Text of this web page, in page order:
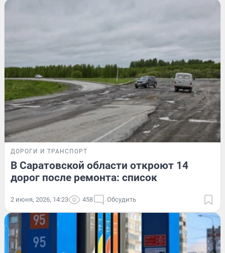
ДОРОГИ И ТРАНСПОРТ
В Саратовской области откроют 14
дорог после ремонта: список
2 июня, 2026, 14:23 458 Обсудить